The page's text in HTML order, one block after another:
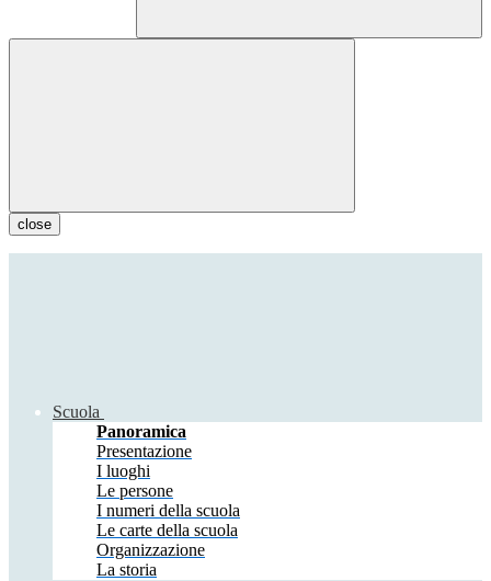
close
Scuola
Panoramica
Presentazione
I luoghi
Le persone
I numeri della scuola
Le carte della scuola
Organizzazione
La storia